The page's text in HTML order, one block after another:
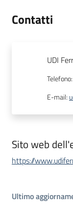
Contatti
UDI
Telefono:
E-mail:
Sito web
https://
Ultimo